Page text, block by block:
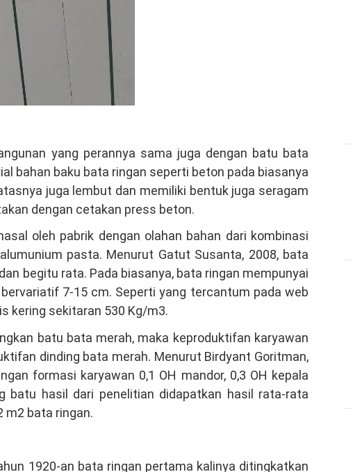
yang perannya sama juga dengan batu bata
bahan baku bata ringan seperti beton pada biasanya
juga lembut dan memiliki bentuk juga seragam
dengan cetakan press beton.
oleh pabrik dengan olahan bahan dari kombinasi
pasta. Menurut Gatut Susanta, 2008, bata
begitu rata. Pada biasanya, bata ringan mempunyai
7-15 cm. Seperti yang tercantum pada web
kering sekitaran 530 Kg/m3.
batu bata merah, maka keproduktifan karyawan
dinding bata merah. Menurut Birdyant Goritman,
formasi karyawan 0,1 OH mandor, 0,3 OH kepala
batu hasil dari penelitian didapatkan hasil rata-rata
m2 bata ringan.
1920-an bata ringan pertama kalinya ditingkatkan